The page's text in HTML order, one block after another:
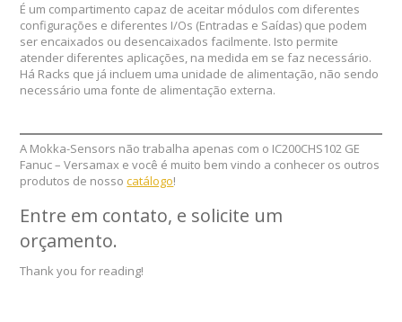
É um compartimento capaz de aceitar módulos com diferentes
configurações e diferentes I/Os (Entradas e Saídas) que podem
ser encaixados ou desencaixados facilmente. Isto permite
atender diferentes aplicações, na medida em se faz necessário.
Há Racks que já incluem uma unidade de alimentação, não sendo
necessário uma fonte de alimentação externa.
A Mokka-Sensors não trabalha apenas com o IC200CHS102 GE
Fanuc – Versamax e você é muito bem vindo a conhecer os outros
produtos de nossocatálogo!
Entre em contato, e solicite um
orçamento.
Thank you for reading!